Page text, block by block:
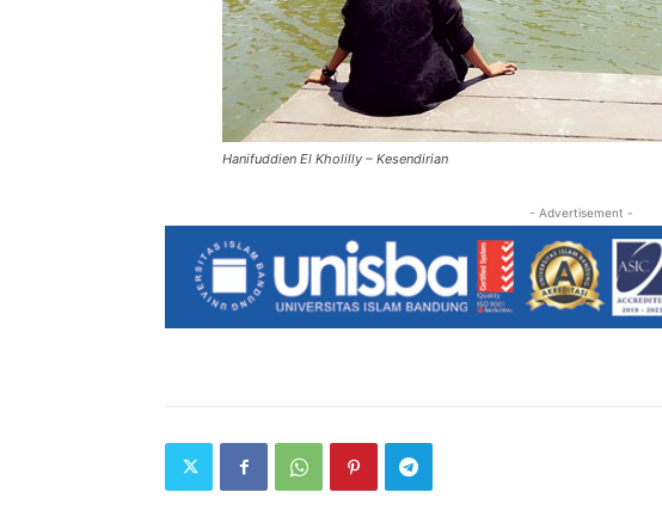
Hanifuddien El Kholilly – Kesendirian
- Advertisement -